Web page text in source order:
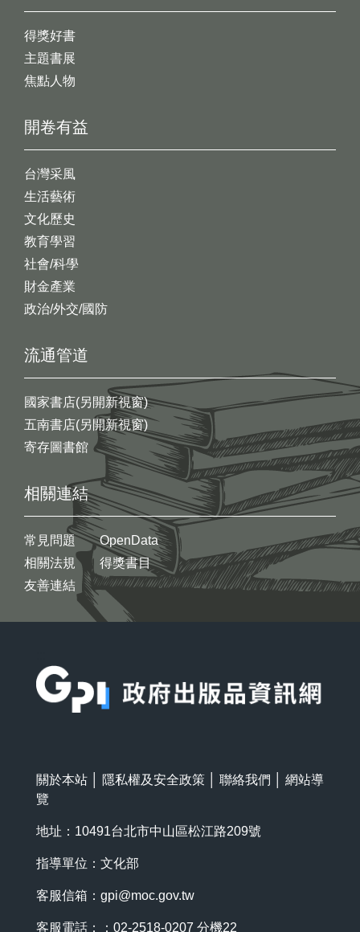
開卷有益
台灣采風
生活藝術
文化歷史
教育學習
社會/科學
財金產業
政治/外交/國防
得獎好書
主題書展
焦點人物
流通管道
國家書店(另開新視窗)
五南書店(另開新視窗)
寄存圖書館
相關連結
常見問題
相關法規
友善連結
OpenData
得獎書目
關於本站 隱私權及安全政策 聯絡我們
網站導
覽
地址：10491台北市中山區松江路209號
指導單位：文化部
客服信箱： gpi@moc.gov.tw
客服電話：：02-2518-0207 分機22